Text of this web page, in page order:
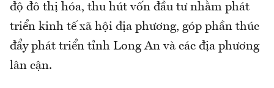
độ đô thị hóa, thu hút vốn đầu tư nhằm phát
triển kinh tế xã hội địa phương, góp phần thúc
đẩy phát triển tỉnh Long An và các địa phương
lân cận.